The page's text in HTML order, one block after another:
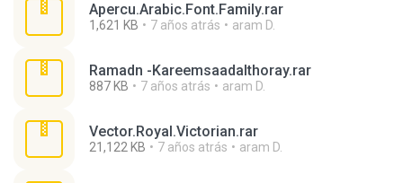
Apercu.Arabic.Font.Family.rar
1,621 KB 7 años atrás aram D.
Ramadn -Kareemsaadalthoray.rar
887 KB 7 años atrás aram D.
Vector.Royal.Victorian.rar
21,122 KB 7 años atrás aram D.